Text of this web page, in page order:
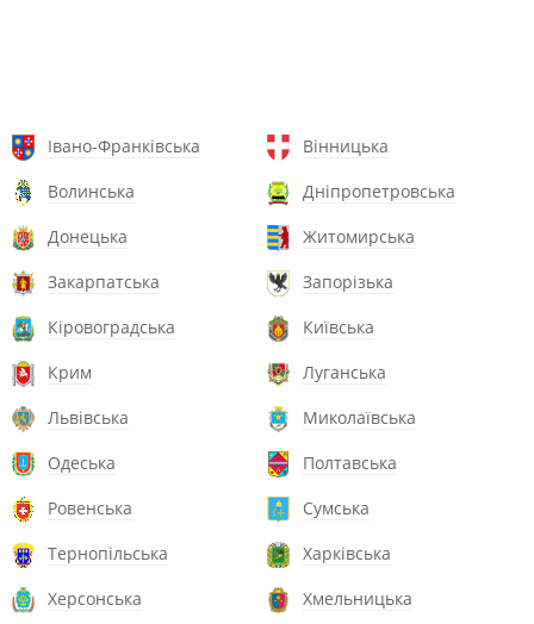
Івано-Франківська
Вінницька
Волинська
Дніпропетровська
Донецька
Житомирська
Закарпатська
Запорізька
Кіровоградська
Київська
Крим
Луганська
Львівська
Миколаївська
Одеська
Полтавська
Ровенська
Сумська
Тернопільська
Харківська
Херсонська
Хмельницька